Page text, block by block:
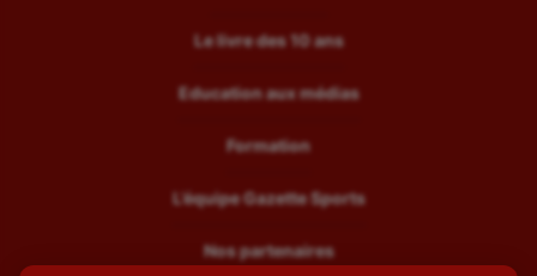
Le livre des 10 ans
Education aux médias
Formation
L’équipe Gazette Sports
Nos partenaires